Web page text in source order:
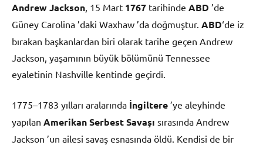
Andrew Jackson , 15 Mart 1767 tarihinde ABD ’de
Güney Carolina ’daki Waxhaw ’da doğmuştur. ABD‘de iz
bırakan başkanlardan biri olarak tarihe geçen Andrew
Jackson, yaşamının büyük bölümünü Tennessee
eyaletinin Nashville kentinde geçirdi.
1775–1783 yılları aralarında İngiltere ’ye aleyhinde
yapılan Amerikan Serbest Savaşı sırasında Andrew
Jackson ’un ailesi savaş esnasında öldü. Kendisi de bir